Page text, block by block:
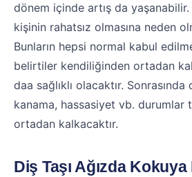
dönem içinde artış da
kişinin rahatsız olmasına neden
Bunların hepsi normal kabul
belirtiler kendiliğinden ortadan
daa sağlıklı olacaktır.
kanama, hassasiyet vb. durumlar
ortadan kalkacaktır.
Diş Taşı Ağızda